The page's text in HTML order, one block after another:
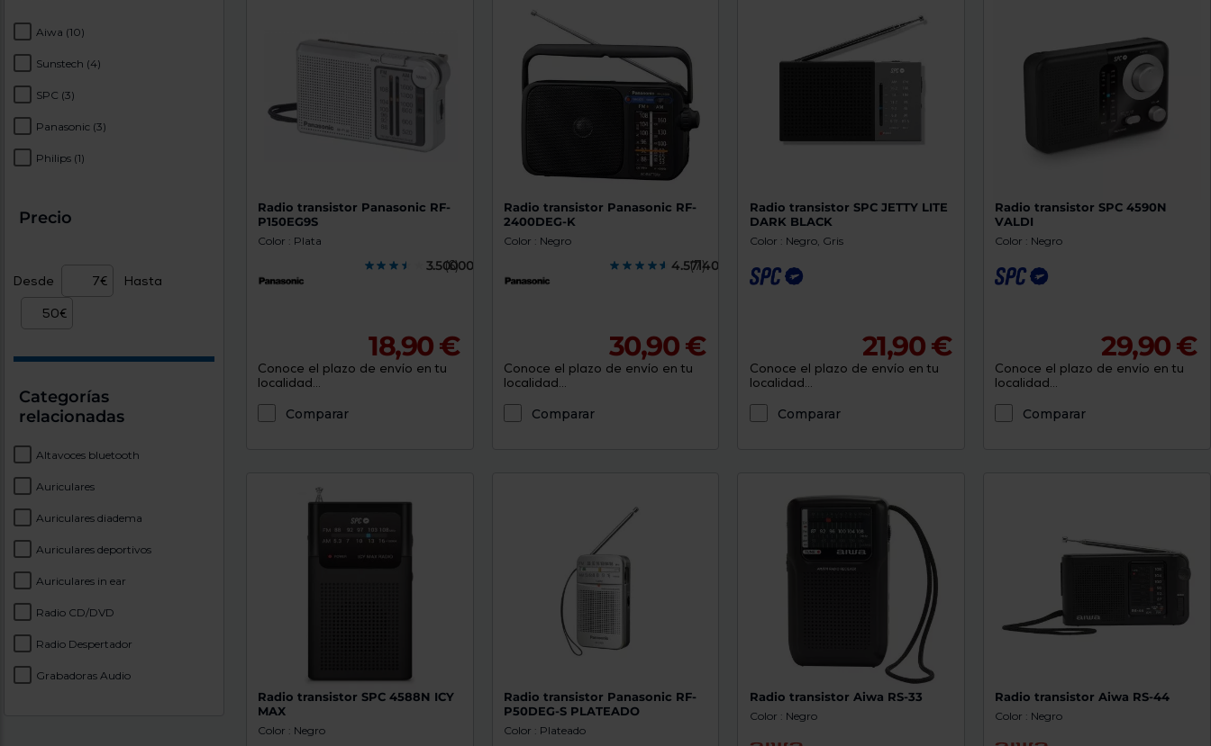
pueden
usar
los
gestos
de
tocar
arrastrar.
Aiwa (10)
Sunstech (4)
SPC (3)
Panasonic (3)
Philips (1)
Precio
Desde Hasta
Categorías
relacionadas
Altavoces bluetooth
Auriculares
Auriculares diadema
Auriculares deportivos
Auriculares in ear
Radio CD/DVD
Radio Despertador
Grabadoras Audio
Radio transistor Panasonic RF-
P150EG9S
Color : Plata
3.5000000
(6)
18,90 €
Conoce el plazo de envío en tu
localidad...
Comparar
Radio transistor Panasonic RF-
2400DEG-K
Color : Negro
4.5714000
(7)
30,90 €
Conoce el plazo de envío en tu
localidad...
Comparar
Radio transistor SPC JETTY LITE
DARK BLACK
Color : Negro, Gris
21,90 €
Conoce el plazo de envío en tu
localidad...
Comparar
Radio transistor SPC 4590N
VALDI
Color : Negro
29,90 €
Conoce el plazo de envío en tu
localidad...
Comparar
Radio transistor SPC 4588N ICY
MAX
Color : Negro
Radio transistor Panasonic RF-
P50DEG-S PLATEADO
Color : Plateado
Radio transistor Aiwa RS-33
Color : Negro
Radio transistor Aiwa RS-44
Color : Negro